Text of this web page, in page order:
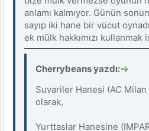
anlamı kalmıyor. Günün
sayıp iki hane bir vücut
ek mülk hakkımızı kullanmak
Cherrybeans yazdı:
Suvariler Hanesi (AC
olarak,
Yurttaslar Hanesine